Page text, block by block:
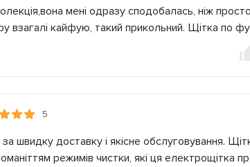
мені одразу сподобалась, ніж
взагалі кайфую, такий прикольний. Щітка по
5
швидку доставку і якісне обслуговування.
режимів чистки, які ця електрощітка